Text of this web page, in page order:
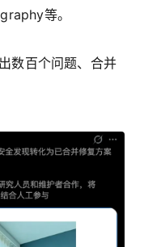
等。
数百个问题、合并